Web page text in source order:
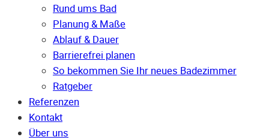
Rund ums Bad
Planung & Maße
Ablauf & Dauer
Barrierefrei planen
So bekommen Sie Ihr neues Badezimmer
Ratgeber
Referenzen
Kontakt
Über uns